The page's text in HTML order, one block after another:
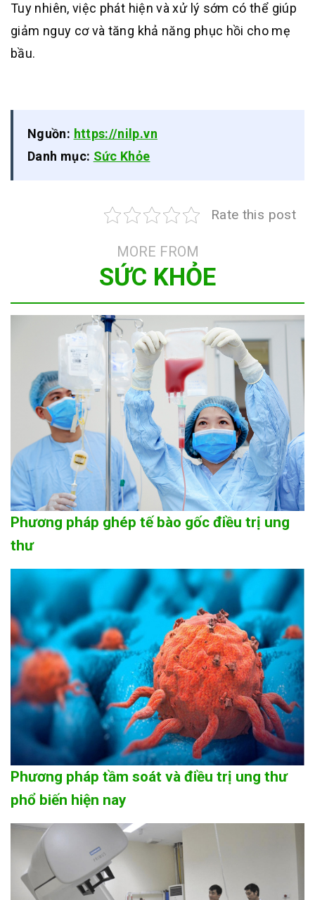
Tuy nhiên, việc phát hiện và xử lý sớm có thể giúp
giảm nguy cơ và tăng khả năng phục hồi cho mẹ
bầu.
Nguồn: https://nilp.vn
Danh mục: Sức Khỏe
Rate this post
MORE FROM
SỨC KHỎE
Phương pháp ghép tế bào gốc điều trị ung
thư
Phương pháp tầm soát và điều trị ung thư
phổ biến hiện nay